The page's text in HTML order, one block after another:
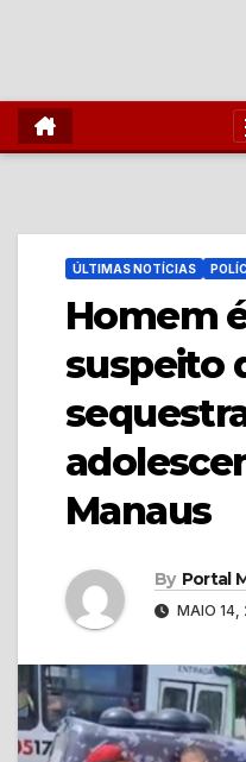
ÚLTIMAS NOTÍCIAS
Homem
suspeito
Manaus
By Portal
MAIO 14,